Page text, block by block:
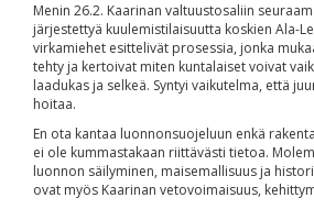
Menin 26.2. Kaarinan valtuustosaliin
järjestettyä kuulemistilaisuutta koskien Ala-
virkamiehet esittelivät prosessia, jonka
tehty ja kertoivat miten kuntalaiset voivat
laadukas ja selkeä. Syntyi vaikutelma, että
hoitaa.
En ota kantaa luonnonsuojeluun enkä
ei ole kummastakaan riittävästi tietoa.
luonnon säilyminen, maisemallisuus ja
ovat myös Kaarinan vetovoimaisuus,